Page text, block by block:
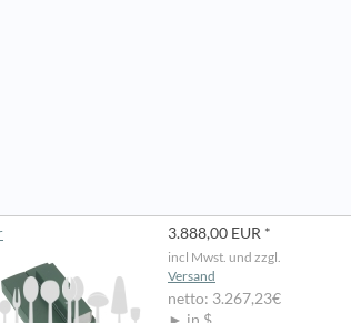
3.888,00 EUR *
incl Mwst. und zzgl.
Versand
netto: 3.267,23€